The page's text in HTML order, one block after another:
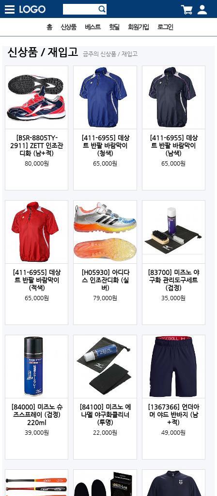
홈 신상품 베스트 핫딜 회원가입 로그인
신상품 / 재입고 금주의 신상품 / 재입고
[BSR-8805TY-
2911] ZETT 인조잔
디화 (남+적)
80,000원
[411-6955] 데상
트 반팔 바람막이
(청색)
65,000원
[411-6955] 데상
트 반팔 바람막이
(남색)
65,000원
[411-6955] 데상
트 반팔 바람막이
(적색)
65,000원
[H05930] 아디다
스 인조잔디화 (실
버)
79,000원
[83700] 미즈노 야
구화 관리도구세트
(검정)
35,000원
[84000] 미즈노 슈
즈스프레이 (검정)
220ml
39,000원
[84100] 미즈노 에
나멜 야구화클리너
(투명)
22,000원
[1367366] 언더아
머 야드 반바지 (남
+적)
49,000원